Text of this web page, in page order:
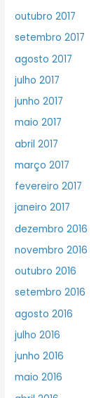
outubro 2017
setembro 2017
agosto 2017
julho 2017
junho 2017
maio 2017
abril 2017
março 2017
fevereiro 2017
janeiro 2017
dezembro 2016
novembro 2016
outubro 2016
setembro 2016
agosto 2016
julho 2016
junho 2016
maio 2016